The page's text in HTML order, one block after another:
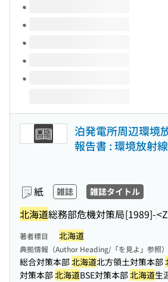
このタイトルの巻号
泊発電所周辺環境
報告書 : 環境放射線
紙 雑誌 雑誌タイトル
北海道総務部危機対策局[1989]-
著者標目 北海道
典拠情報（Author Heading/「を見よ」参照）
総合対策本部北海道北方領土対策本部
対策本部北海道BSE対策本部北海道生